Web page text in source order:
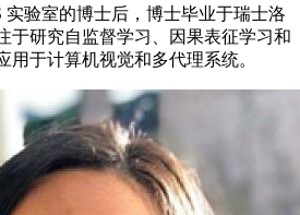
验室的博士后，博士毕业于瑞士洛
于研究自监督学习、因果表征学习和
用于计算机视觉和多代理系统。